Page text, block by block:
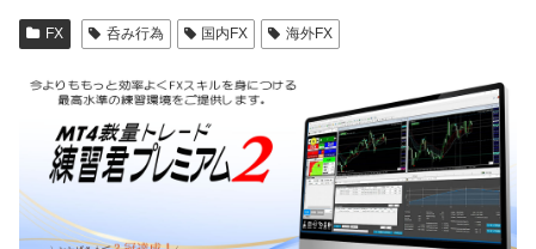
FX 呑み行為 国内FX 海外FX